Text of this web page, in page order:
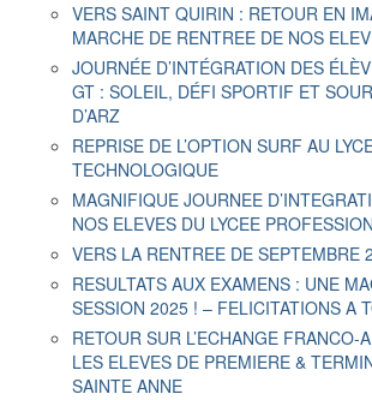
VERS SAINT QUIRIN : RETOUR EN
MARCHE DE RENTREE DE NOS
JOURNÉE D’INTÉGRATION DES
GT : SOLEIL, DÉFI SPORTIF ET
D’ARZ
REPRISE DE L’OPTION SURF AU
TECHNOLOGIQUE
MAGNIFIQUE JOURNEE
NOS ELEVES DU LYCEE
VERS LA RENTREE DE SEPTEMBRE
RESULTATS AUX EXAMENS : UNE
SESSION 2025 ! – FELICITATIONS A
RETOUR SUR L’ECHANGE FRANCO-
LES ELEVES DE PREMIERE &
SAINTE ANNE